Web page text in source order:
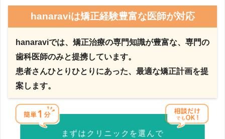
hanaraviは矯正経験豊富な医師が対応
hanaraviでは、矯正治療の専門知識が豊富な、専門の
歯科医師のみと提携しています。
患者さんひとりひとりにあった、最適な矯正計画を提
案します。
まずはクリニックを選んで